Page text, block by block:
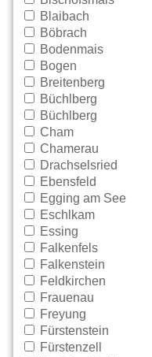
Blaibach
Böbrach
Bodenmais
Bogen
Breitenberg
Büchlberg
Büchlberg
Cham
Chamerau
Drachselsried
Ebensfeld
Egging am See
Eschlkam
Essing
Falkenfels
Falkenstein
Feldkirchen
Frauenau
Freyung
Fürstenstein
Fürstenzell